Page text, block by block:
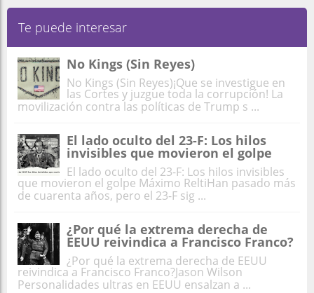
Te puede interesar
No Kings (Sin Reyes)
No Kings (Sin Reyes)¡Que se investigue en
las Cortes y juzgue toda la corrupción! La
movilización contra las políticas de Trump s ...
El lado oculto del 23-F: Los hilos
invisibles que movieron el golpe
El lado oculto del 23-F: Los hilos invisibles
que movieron el golpe Máximo ReltiHan pasado más
de cuarenta años, pero el 23-F sig ...
¿Por qué la extrema derecha de
EEUU reivindica a Francisco Franco?
¿Por qué la extrema derecha de EEUU
reivindica a Francisco Franco?Jason Wilson
Personalidades ultras en EEUU ensalzan a ...